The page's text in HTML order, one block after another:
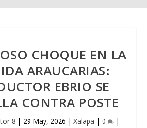
CHOQUE EN LA
ARAUCARIAS:
EBRIO SE
CONTRA POSTE
8 | 29 May, 2026 | Xalapa | 0 |